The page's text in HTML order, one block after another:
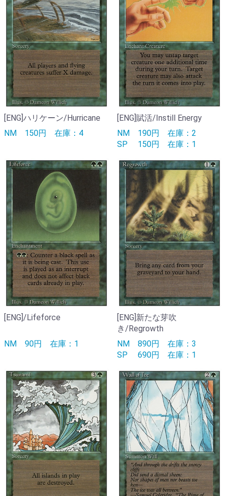
[ENG]ハリケーン/Hurricane
NM 150円 在庫：4
[ENG]賦活/Instill Energy
NM 190円 在庫：2
SP
150円 在庫：1
[ENG]/Lifeforce
NM 90円 在庫：1
[ENG]新たな芽吹
き/Regrowth
NM 890円 在庫：3
SP
690円 在庫：1